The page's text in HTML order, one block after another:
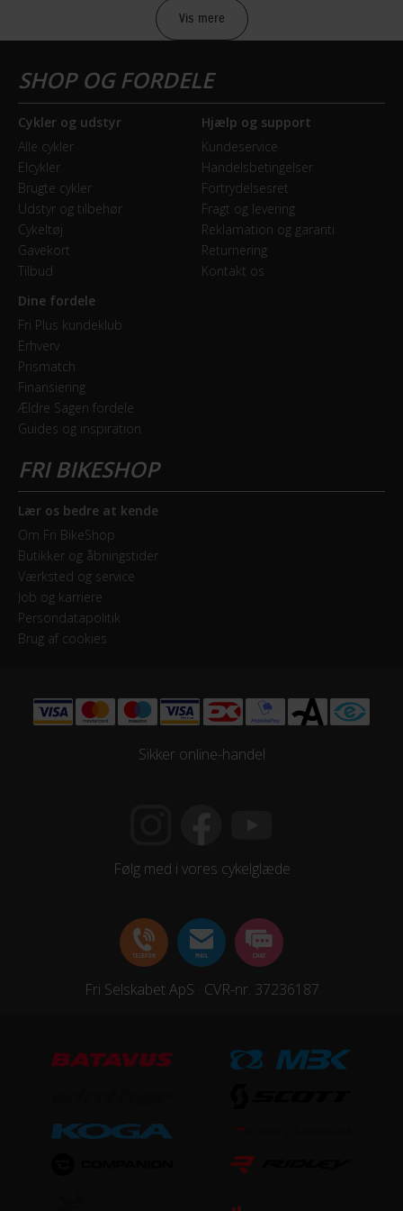
ryttere, der vil presse sig selv og udstyret til det yderste.
Lær mere
Cross Country (XC)
BREMSER
Bagbremse
Hydraulisk skivebremse
Forbremse
Hydraulisk skivebremse Shimano M425
GEAR
Bagskifter
Shimano XT
Forskifter
Geartype
Kassette
Shimano CS-HG50-10 - 11-36T
Kranksæt
Samlet antal gear
20
Syncros Disc
27,5″
Vis mere
Cykler og udstyr
Alle cykler
Elcykler
Brugte cykler
Udstyr og tilbehør
Cykeltøj
Gavekort
Tilbud
Hjælp og support
Kundeservice
Handelsbetingelser
Fortrydelsesret
Fragt og levering
Reklamation og garanti
Returnering
Kontakt os
Dine fordele
Fri Plus kundeklub
Erhverv
Prismatch
Finansiering
Ældre Sagen fordele
Guides og inspiration
Lær os bedre at kende
Om Fri BikeShop
Butikker og åbningstider
Værksted og service
Job og karriere
Persondatapolitik
Brug af cookies
Sikker online-handel
Følg med i vores cykelglæde
Fri Selskabet ApS · CVR-nr. 37236187